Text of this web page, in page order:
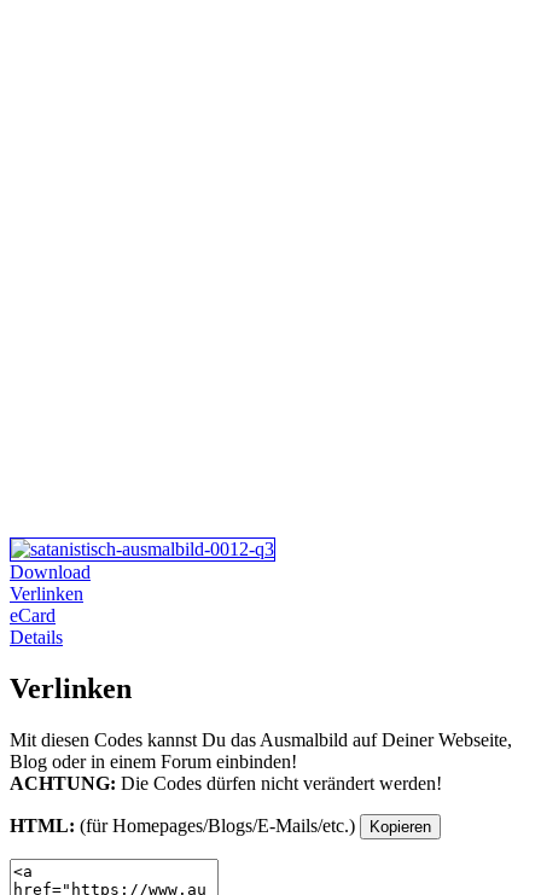
Download
Verlinken
eCard
Details
Verlinken
Mit diesen Codes kannst Du das Ausmalbild auf Deiner Webseite,
Blog oder in einem Forum einbinden!
ACHTUNG: Die Codes dürfen nicht verändert werden!
HTML: (für Homepages/Blogs/E-Mails/etc.) Kopieren